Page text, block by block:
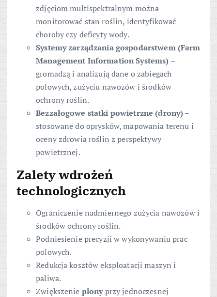
zdjęciom multispektralnym można
monitorować stan roślin, identyfikować
choroby czy deficyty wody.
Systemy zarządzania gospodarstwem (Farm
Management Information Systems) –
gromadzą i analizują dane o zabiegach
polowych, zużyciu nawozów i środków
ochrony roślin.
Bezzałogowe statki powietrzne (drony)–
stosowane do oprysków, mapowania terenu i
oceny zdrowia roślin z perspektywy
powietrznej.
Zalety wdrożeń
technologicznych
Ograniczenie nadmiernego zużycia nawozów i
środków ochrony roślin.
Podniesienie precyzji w wykonywaniu prac
polowych.
Redukcja kosztów eksploatacji maszyn i
paliwa.
Zwiększenie plonyprzy jednoczesnej